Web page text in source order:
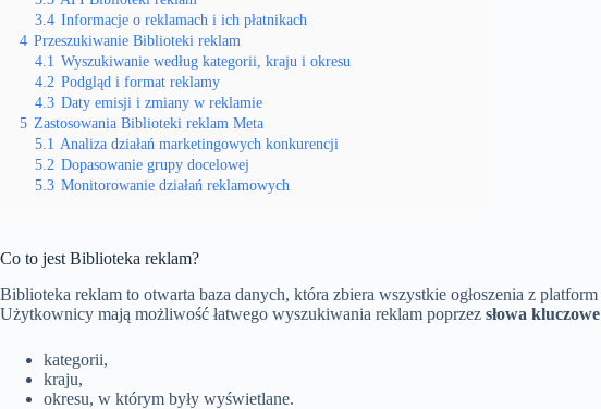
3.4 Informacje o reklamach i ich płatnikach
4 Przeszukiwanie Biblioteki reklam
4.1 Wyszukiwanie według kategorii, kraju i okresu
4.2 Podgląd i format reklamy
4.3 Daty emisji i zmiany w reklamie
5 Zastosowania Biblioteki reklam Meta
5.1 Analiza działań marketingowych konkurencji
5.2 Dopasowanie grupy docelowej
5.3 Monitorowanie działań reklamowych
Co to jest Biblioteka reklam?
Biblioteka reklam to otwarta baza danych, która zbiera wszystkie ogłoszenia z
Użytkownicy mają możliwość łatwego wyszukiwania reklam poprzez słowa kluczowe
kategorii,
kraju,
okresu, w którym były wyświetlane.